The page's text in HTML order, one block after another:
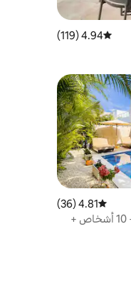
متوسط التقييم 4.94 من 5، 119 مراجعات
4.94 (119)
متوسط التقييم 4.81 من 5، 36 مراجعات
4.81 (36)
شاطئ نويفا رومانا 3 غرف نوم + 10 أشخاص +